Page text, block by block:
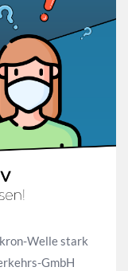
Welle stark
GmbH